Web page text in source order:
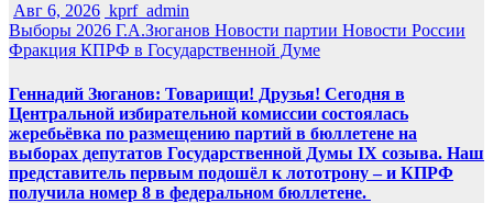
Авг 6, 2026 kprf_admin
Выборы 2026 Г.А.Зюганов Новости партии Новости России
Фракция КПРФ в Государственной Думе
Геннадий Зюганов: Товарищи! Друзья! Сегодня в
Центральной избирательной комиссии состоялась
жеребьёвка по размещению партий в бюллетене на
выборах депутатов Государственной Думы IX созыва. Наш
представитель первым подошёл к лототрону – и КПРФ
получила номер 8 в федеральном бюллетене.